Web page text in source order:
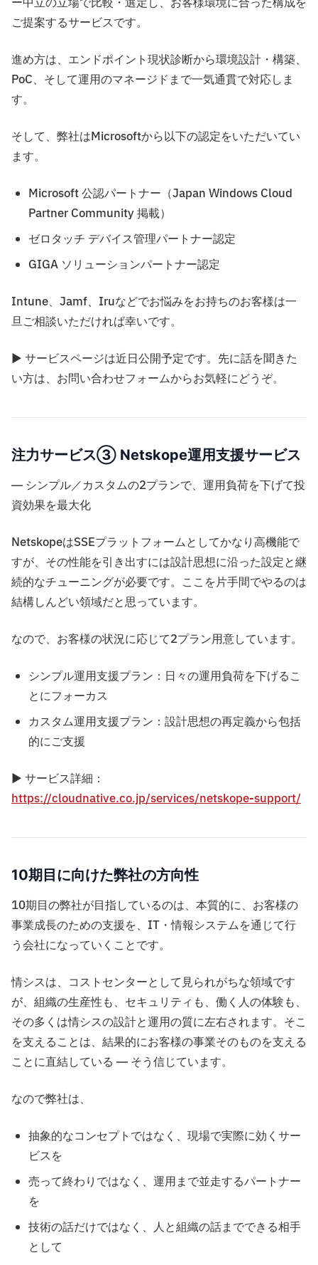
ご提案するサービスです。
進め方は、エンドポイント現状診断から環境設計・構築、
PoC、そして運用のマネージドまで一気通貫で対応しま
す。
そして、弊社はMicrosoftから以下の認定をいただいてい
ます。
Microsoft 公認パートナー（Japan Windows Cloud
Partner Community 掲載）
ゼロタッチ デバイス管理パートナー認定
GIGA ソリューションパートナー認定
Intune、Jamf、Iruなどでお悩みをお持ちのお客様は一
旦ご相談いただければ幸いです。
▶ サービスページは近日公開予定です。先に話を聞きた
い方は、お問い合わせフォームからお気軽にどうぞ。
注力サービス③ Netskope運用支援サービス
― シンプル／カスタムの2プランで、運用負荷を下げて投
資効果を最大化
NetskopeはSSEプラットフォームとしてかなり高機能で
すが、その性能を引き出すには設計思想に沿った設定と継
続的なチューニングが必要です。ここを片手間でやるのは
結構しんどい領域だと思っています。
なので、お客様の状況に応じて2プラン用意しています。
シンプル運用支援プラン：日々の運用負荷を下げるこ
とにフォーカス
カスタム運用支援プラン：設計思想の再定義から包括
的にご支援
▶ サービス詳細：
https://cloudnative.co.jp/services/netskope-support/
10期目に向けた弊社の方向性
10期目の弊社が目指しているのは、本質的に、お客様の
事業成長のための支援を、IT・情報システムを通じて行
う会社になっていくことです。
情シスは、コストセンターとして見られがちな領域です
が、組織の生産性も、セキュリティも、働く人の体験も、
その多くは情シスの設計と運用の質に左右されます。そこ
を支えることは、結果的にお客様の事業そのものを支える
ことに直結している ― そう信じています。
なので弊社は、
抽象的なコンセプトではなく、現場で実際に効くサー
ビスを
売って終わりではなく、運用まで並走するパートナー
を
技術の話だけではなく、人と組織の話までできる相手
として